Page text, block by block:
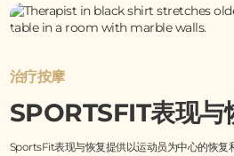
治疗按摩
SPORTSFIT表现与
SportsFit表现与恢复提供以运动员为中心的恢复